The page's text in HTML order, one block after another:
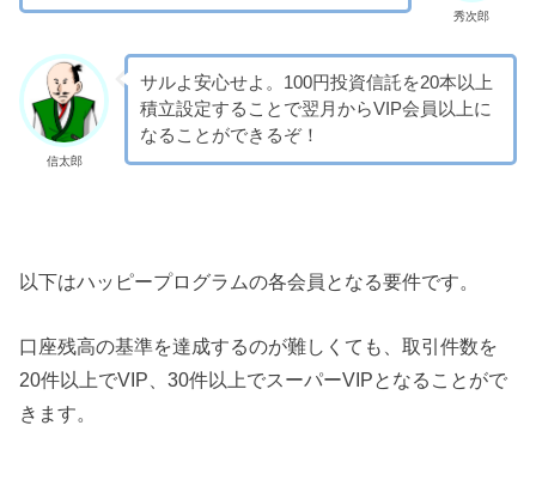
秀次郎
信太郎
サルよ安心せよ。100円投資信託を20本以上
積立設定することで翌月からVIP会員以上に
なることができるぞ！
以下はハッピープログラムの各会員となる要件です。
口座残高の基準を達成するのが難しくても、取引件数を
20件以上でVIP、30件以上でスーパーVIPとなることがで
きます。